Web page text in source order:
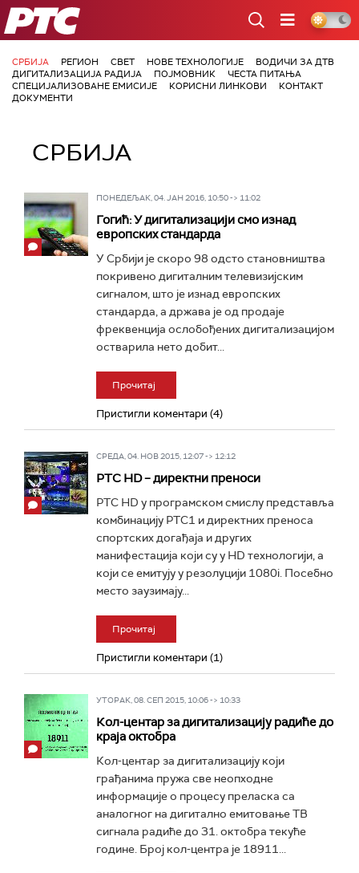
РТС
СРБИЈА РЕГИОН СВЕТ НОВЕ ТЕХНОЛОГИЈЕ
ВОДИЧИ ЗА ДТВ
ДИГИТАЛИЗАЦИЈА РАДИЈА
ПОЈМОВНИК
ЧЕСТА ПИТАЊА
СПЕЦИЈАЛИЗОВАНЕ ЕМИСИЈЕ
КОРИСНИ ЛИНКОВИ
КОНТАКТ
ДОКУМЕНТИ
СРБИЈА
ПОНЕДЕЉАК, 04. ЈАН 2016, 10:50 -> 11:02
Гогић: У дигитализацији смо изнад
европских стандарда
У Србији је скоро 98 одсто становништва
покривено дигиталним телевизијским
сигналом, што је изнад европских
стандарда, а држава је од продаје
фреквенција ослобођених дигитализацијом
остварила нето добит...
Прочитај
Пристигли коментари (4)
СРЕДА, 04. НОВ 2015, 12:07 -> 12:12
РТС HD – директни преноси
РТС HD у програмском смислу представља
комбинацију РТС1 и директних преноса
спортских догађаја и других
манифестација који су у HD технологији, a
који се емитују у резолуцији 1080i. Посебно
место заузимају...
Прочитај
Пристигли коментари (1)
УТОРАК, 08. СЕП 2015, 10:06 -> 10:33
Кол-центар за дигитализацију радиће до
краја октобра
Кол-центар за дигитализацију који
грађанима пружа све неопходне
информације о процесу преласка са
аналогног на дигитално емитовање ТВ
сигнала радиће до 31. октобра текуће
године. Број кол-центра је 18911...